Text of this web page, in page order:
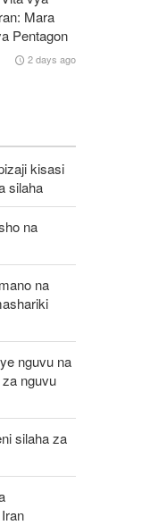
Mara
Pentagon
2 days ago
kisasi
silaha
na
na
nguvu na
nguvu
silaha za